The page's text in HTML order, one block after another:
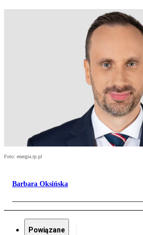
Foto: energia.rp.pl
Barbara Oksińska
Powiązane